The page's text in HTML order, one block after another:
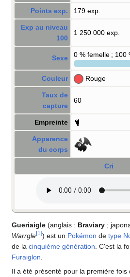
Points exp. 179 exp.
Exp au niveau
100
1 250 000 exp.
Sexe 0 % femelle ; 100
Couleur Rouge
Taux de
capture
60
Empreinte
Apparence
du corps
Cri
Gueriaigle (anglais : Braviary ;
Warrgle[1 ]) est un Pokémon de type
de la cinquième génération . C'est la
Furaiglon
Il a été présenté pour la première fois